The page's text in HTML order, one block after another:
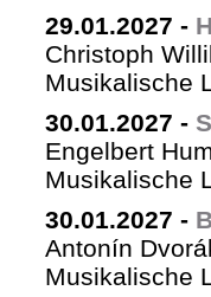
29.01.2027 -
Christoph
Musikalische
30.01.2027 -
Engelbert
Musikalische
30.01.2027 -
Antonín
Musikalische